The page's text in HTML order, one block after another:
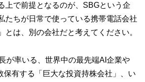
上で前提となるのが、SBGという企
たちが日常で使っている携帯電話会社
とは、別の会社だと考えてください。
が率いる、世界中の最先端AI企業や
保有する「巨大な投資持株会社」、い